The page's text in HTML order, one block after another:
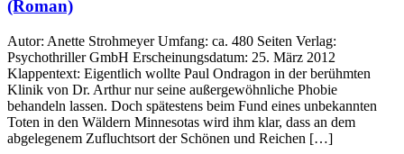
(Roman)
Autor: Anette Strohmeyer Umfang: ca. 480 Seiten Verlag:
Psychothriller GmbH Erscheinungsdatum: 25. März 2012
Klappentext: Eigentlich wollte Paul Ondragon in der berühmten
Klinik von Dr. Arthur nur seine außergewöhnliche Phobie
behandeln lassen. Doch spätestens beim Fund eines unbekannten
Toten in den Wäldern Minnesotas wird ihm klar, dass an dem
abgelegenem Zufluchtsort der Schönen und Reichen […]